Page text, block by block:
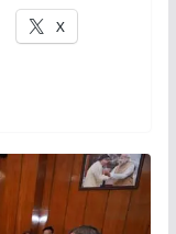
X